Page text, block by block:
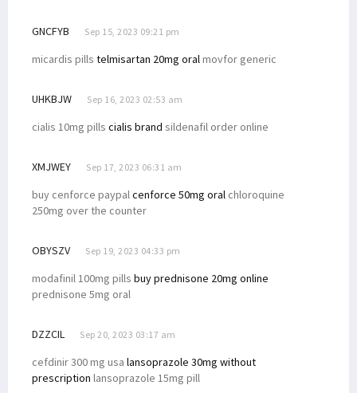
GNCFYB Sep 15, 2023 09:21 pm
micardis pills telmisartan 20mg oralmovfor generic
UHKBJW Sep 16, 2023 02:53 am
cialis 10mg pills cialis brand sildenafil order online
XMJWEY Sep 17, 2023 06:31 am
buy cenforce paypalcenforce 50mg oral chloroquine
250mg over the counter
OBYSZV Sep 19, 2023 04:33 pm
modafinil 100mg pills buy prednisone 20mg online
prednisone 5mg oral
DZZCIL Sep 20, 2023 03:17 am
cefdinir 300 mg usa lansoprazole 30mg without
prescription lansoprazole 15mg pill